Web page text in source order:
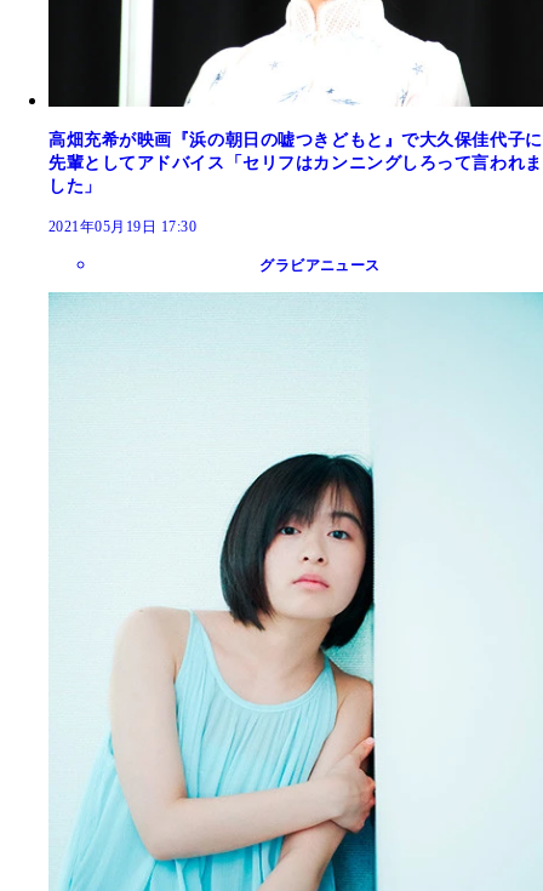
高畑充希が映画『浜の朝日の嘘つきどもと』で大久保佳代子に
先輩としてアドバイス「セリフはカンニングしろって言われま
した」
2021年05月19日 17:30
グラビアニュース